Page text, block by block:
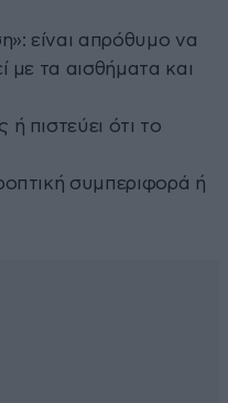
είναι απρόθυμο να
με τα αισθήματα και
πιστεύει ότι το
συμπεριφορά ή